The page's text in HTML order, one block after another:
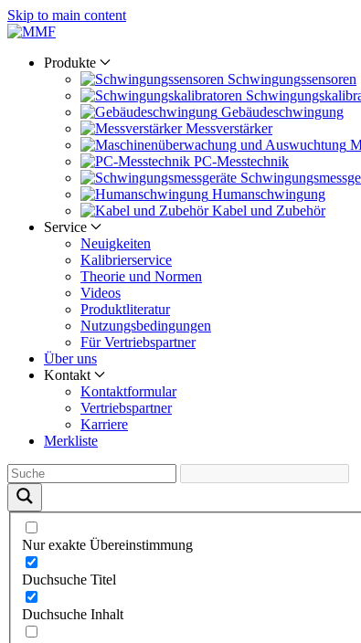
Skip to main content
Produkte
Schwingungs­sensoren
Gebäude­schwingung
Messverstärker
PC-Messtechnik
Human­schwingung
Kabel und Zubehör
Service
Neuigkeiten
Kalibrier­service
Theorie und Normen
Videos
Produkt­literatur
Nutzungs­bedingungen
Für Vertriebs­partner
Über uns
Kontakt
Kontaktformular
Vertriebs­partner
Karriere
Merkliste
Nur exakte Übereinstimmung
Duchsuche Titel
Duchsuche Inhalt